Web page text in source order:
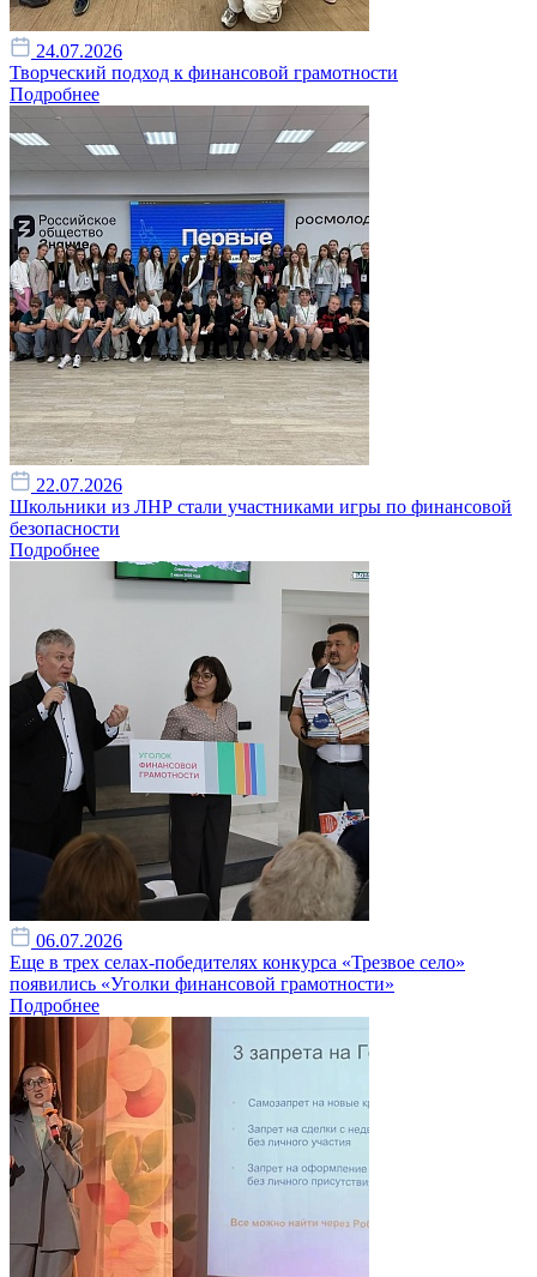
24.07.2026
Творческий подход к финансовой грамотности
Подробнее
22.07.2026
Школьники из ЛНР стали участниками игры по финансовой
безопасности
Подробнее
06.07.2026
Еще в трех селах-победителях конкурса «Трезвое село»
появились «Уголки финансовой грамотности»
Подробнее